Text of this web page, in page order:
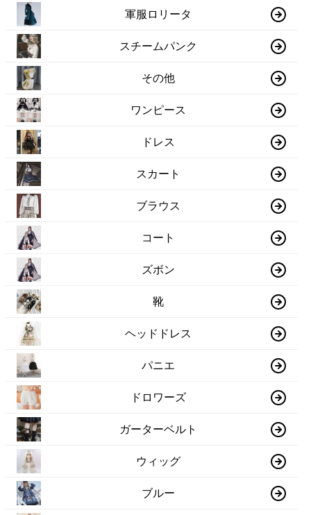
軍服ロリータ
スチームパンク
その他
ワンピース
ドレス
スカート
ブラウス
コート
ズボン
靴
ヘッドドレス
パニエ
ドロワーズ
ガーターベルト
ウィッグ
ブルー